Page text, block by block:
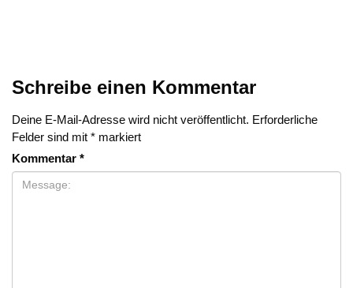
Schreibe einen Kommentar
Deine E-Mail-Adresse wird nicht veröffentlicht. Erforderliche
Felder sind mit * markiert
Kommentar *